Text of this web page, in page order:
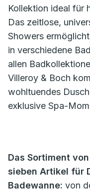
Kollektion ideal für
Das zeitlose,
Showers
in verschiedene
allen
Villeroy & Boch
wohltuendes
exklusive Spa-
Das Sortiment
sieben Artikel für
Badewanne: von